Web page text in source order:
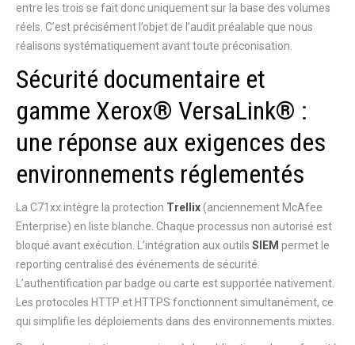
entre les trois se fait donc uniquement sur la base des volumes
réels. C’est précisément l’objet de l’audit préalable que nous
réalisons systématiquement avant toute préconisation.
Sécurité documentaire et
gamme Xerox® VersaLink® :
une réponse aux exigences des
environnements réglementés
La C71xx intègre la protection Trellix(anciennement McAfee
Enterprise) en liste blanche. Chaque processus non autorisé est
bloqué avant exécution. L’intégration aux outils SIEM permet le
reporting centralisé des événements de sécurité.
L’authentification par badge ou carte est supportée nativement.
Les protocoles HTTP et HTTPS fonctionnent simultanément, ce
qui simplifie les déploiements dans des environnements mixtes.